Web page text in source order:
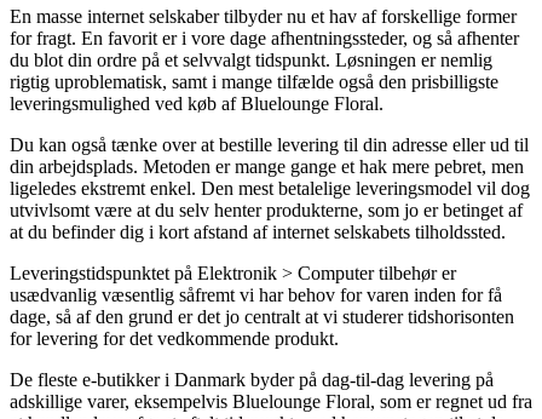
En masse internet selskaber tilbyder nu et hav af forskellige former
for fragt. En favorit er i vore dage afhentningssteder, og så afhenter
du blot din ordre på et selvvalgt tidspunkt. Løsningen er nemlig
rigtig uproblematisk, samt i mange tilfælde også den prisbilligste
leveringsmulighed ved køb af Bluelounge Floral.
Du kan også tænke over at bestille levering til din adresse eller ud til
din arbejdsplads. Metoden er mange gange et hak mere pebret, men
ligeledes ekstremt enkel. Den mest betalelige leveringsmodel vil dog
utvivlsomt være at du selv henter produkterne, som jo er betinget af
at du befinder dig i kort afstand af internet selskabets tilholdssted.
Leveringstidspunktet på Elektronik > Computer tilbehør er
usædvanlig væsentlig såfremt vi har behov for varen inden for få
dage, så af den grund er det jo centralt at vi studerer tidshorisonten
for levering for det vedkommende produkt.
De fleste e-butikker i Danmark byder på dag-til-dag levering på
adskillige varer, eksempelvis Bluelounge Floral, som er regnet ud fra